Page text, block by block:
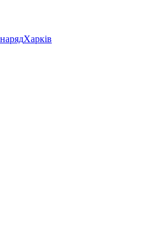
Харків